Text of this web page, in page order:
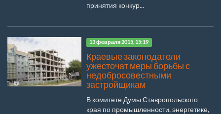
принятия конкур...
13 февраля 2015, 15:19
Краевые законодатели
ужесточат меры борьбы с
недобросовестными
застройщикам
В комитете Думы Ставропольского
края по промышленности, энергетике,